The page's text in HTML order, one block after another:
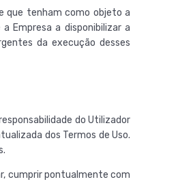
que tenham como objeto a
Empresa a disponibilizar a
da execução desses
do Utilizador
dos Termos de Uso.
cumprir pontualmente com